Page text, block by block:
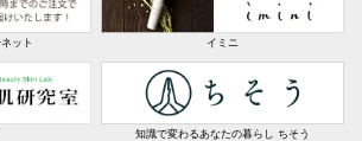
ット イミニ
知識で変わるあなたの暮らし ちそう